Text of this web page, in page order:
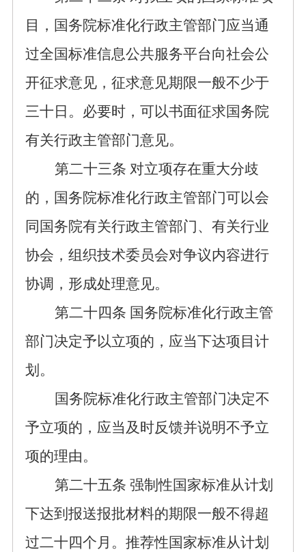
目，国务院标准化行政主管部门应当通
过全国标准信息公共服务平台向社会公
开征求意见，征求意见期限一般不少于
三十日 。 必要时，可以书面征求国务院
有关行政主管部门意见。
第二十三条 对立项存在重大分歧
的， 国务院标准化行政主管部门可以会
同国务院有关行政主管部门、有关行业
协会，组织技术委员会对争议内容进行
协调 ，形成处理意见。
第二十四条 国务院标准化行政主管
部门决定予以立项的，应当下达项目计
划。
国务院标准化行政主管部门决定不
予立项的，应当及时反馈并说明不予立
项的理由。
第二十五条 强制性国家标准从计划
下达到报送报批材料的期限一般不得超
过二十四个月。推荐性国家标准从计划